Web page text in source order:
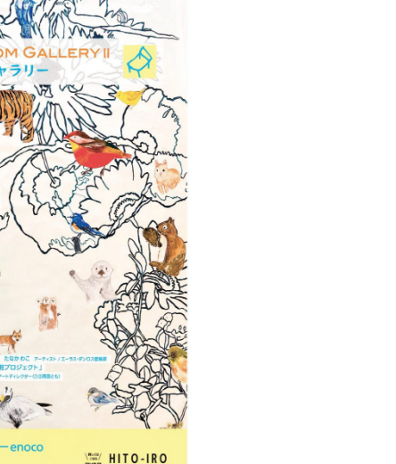
創造情報学部
（仮称・構想中／2028年
度開設予定）